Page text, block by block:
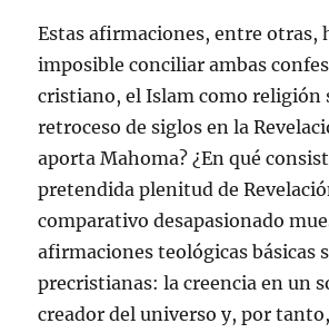
Estas afirmaciones, entre otras,
imposible conciliar ambas
cristiano, el Islam como religión
retroceso de siglos en la
aporta Mahoma? ¿En qué
pretendida plenitud de
comparativo desapasionado
afirmaciones teológicas básicas
precristianas: la creencia en un
creador del universo y, por